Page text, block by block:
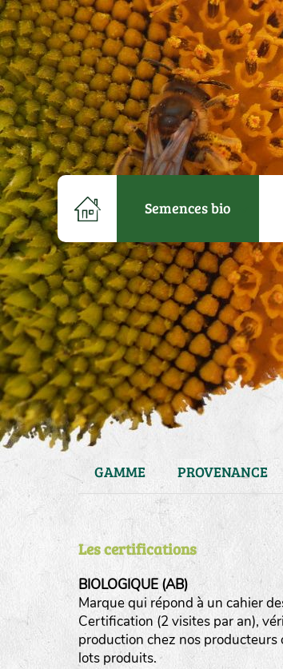
Semences bio
GAMME PROVENANCE
Les certifications
BIOLOGIQUE (AB)
Marque qui répond à un cahier
Certification (2 visites par an),
production chez nos producteurs
lots produits.
haies
zone sauvage